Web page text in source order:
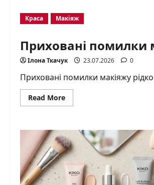
Краса Макіяж
Приховані помилки
Ілона Ткачук 23.07.2026 0
Приховані помилки макіяжу
Read MoreRead
more
макіяжу